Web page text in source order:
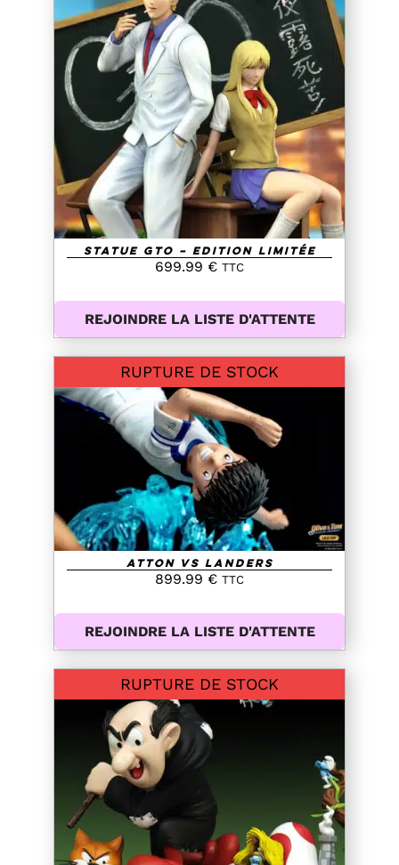
DETAILS
Statue GTO – Edition Limitée
699.99 € TTC
REJOINDRE LA LISTE D'ATTENTE
RUPTURE DE STOCK
DETAILS
Atton VS Landers
899.99 € TTC
REJOINDRE LA LISTE D'ATTENTE
RUPTURE DE STOCK
DETAILS